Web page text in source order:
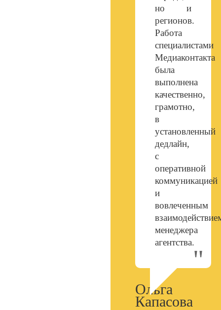
но и
регионов.
Работа
специалистами
Медиаконтакта
была
выполнена
качественно,
грамотно,
в
установленный
дедлайн,
с
оперативной
коммуникацией
и
вовлеченным
менеджера
агентства.
Ольга
Капасова